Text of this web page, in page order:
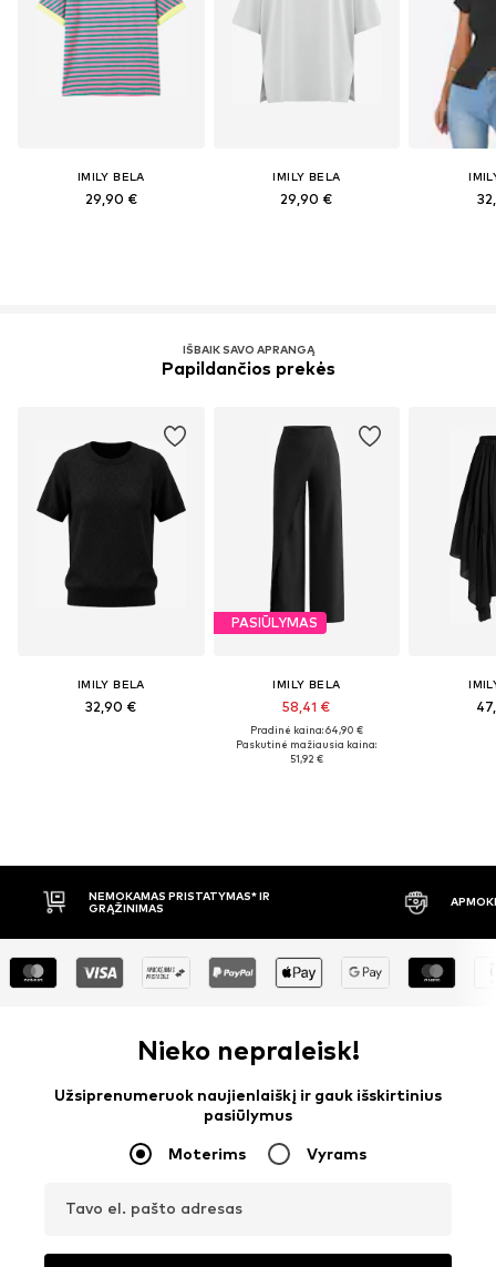
IMILY BELA
29,90 €
IMILY BELA
29,90 €
IŠBAIK SAVO APRANGĄ
Papildančios prekės
IMILY BELA
32,90 €
PASIŪLYMAS
IMILY BELA
58,41 €
Pradinė kaina: 64,90 €
Paskutinė mažiausia kaina:
51,92 €
APMOKĖJIMAS PRISTAČIUS
Nieko nepraleisk!
Užsiprenumeruok naujienlaiškį ir gauk išskirtinius
pasiūlymus
Moterims Vyrams
Tavo el. pašto adresas